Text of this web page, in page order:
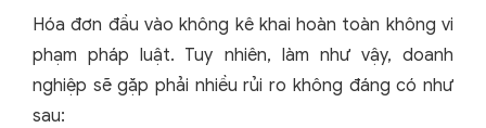
Hóa đơn đầu vào không kê khai hoàn toàn không vi
phạm pháp luật. Tuy nhiên, làm như vậy, doanh
nghiệp sẽ gặp phải nhiều rủi ro không đáng có như
sau: